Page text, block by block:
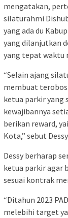
mengatakan,
silaturahmi
yang ada du
yang dilanjutkan
yang tepat waktu
“Selain ajang
membuat
ketua parkir yang
kewajibannya
berikan reward,
Kota,” sebut Dessy.
Dessy berharap
ketua parkir agar
sesuai kontrak
“Ditahun 2023
melebihi target